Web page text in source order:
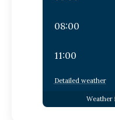
08:00
11:00
Detailed weather
Weather